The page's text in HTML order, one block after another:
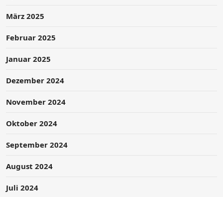
März 2025
Februar 2025
Januar 2025
Dezember 2024
November 2024
Oktober 2024
September 2024
August 2024
Juli 2024